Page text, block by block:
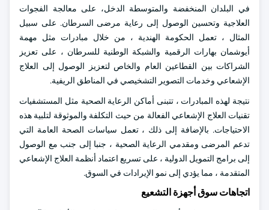
في البلدان المنخفضة والمتوسطة الدخل، على معالجة الفجوات
العلاجية وتحسين الوصول إلى رعاية مرضى السرطان. على سبيل
المثال ، تعمل الحكومة الهندية ، من خلال مبادرات مثل مهمة
أيوشمان بهارات الرقمية والشبكة الوطنية للسرطان ، على تعزيز
الشراكات بين القطاعين العام والخاص لتعزيز الوصول إلى العلاج
الإشعاعي وخدمات التصوير التشخيصي في المناطق الريفية.
نتيجة لهذه المبادرات ، تتبنى أماكن الرعاية الصحية مثل المستشفيات
تقنيات العلاج الإشعاعي الفعالة من حيث التكلفة والموثوقة لتلبية هذه
الاحتياجات. بالإضافة إلى ذلك ، تعمل سياسات الصحة العامة التي
تدعم المرضى ومقدمي الرعاية الصحية ، جنبا إلى جنب مع الوصول
إلى برامج التمويل الدولية ، على تسريع اعتماد أنظمة العلاج الإشعاعي
المتقدمة ، مما يؤدي إلى نمو الإيرادات في السوق.
اتجاهات سوق أجهزة التشعيع